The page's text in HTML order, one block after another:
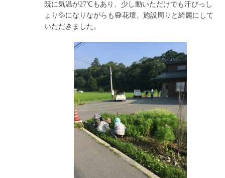
既に気温が27℃もあり、少し動いただけでも汗びっし
ょり💦になりながらも😅花壇、施設周りと綺麗にして
いただきました。